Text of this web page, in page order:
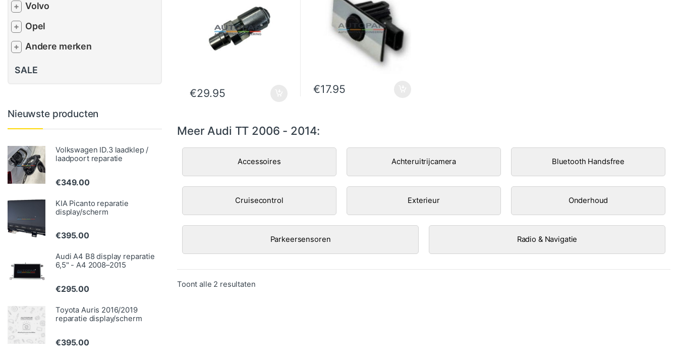
€29.95 €17.95
Meer Audi TT 2006 - 2014:
Accessoires Achteruitrijcamera Bluetooth Handsfree
Cruisecontrol Exterieur Onderhoud
Parkeersensoren Radio & Navigatie
Toont alle 2 resultatenGesorteerd op populariteit
+ Volvo
+ Opel
+ Andere merken
SALE
Nieuwste producten
Volkswagen ID.3 laadklep /
laadpoort reparatie
€349.00
KIA Picanto reparatie
display/scherm
€395.00
Audi A4 B8 display reparatie
6,5" - A4 2008–2015
€295.00
Toyota Auris 2016/2019
reparatie display/scherm
€395.00